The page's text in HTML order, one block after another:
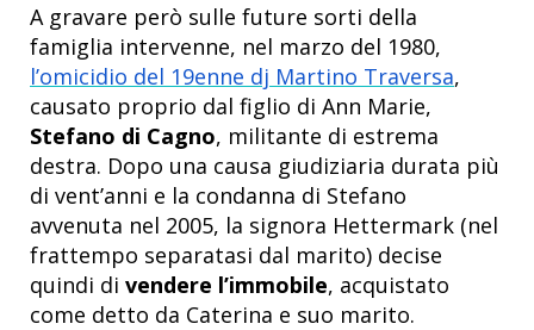
A gravare però sulle future sorti della
famiglia intervenne, nel marzo del 1980,
l’omicidio del 19enne dj Martino Traversa,
causato proprio dal figlio di Ann Marie,
Stefano di Cagno, militante di estrema
destra. Dopo una causa giudiziaria durata più
di vent’anni e la condanna di Stefano
avvenuta nel 2005, la signora Hettermark (nel
frattempo separatasi dal marito) decise
quindi di vendere l’immobile, acquistato
come detto da Caterina e suo marito.